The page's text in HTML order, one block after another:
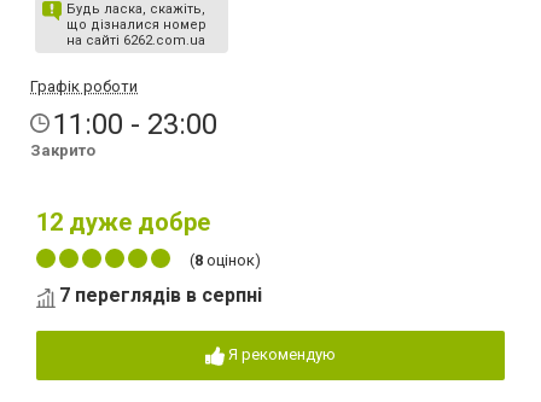
Будь ласка, скажіть,
що дізналися номер
на сайті 6262.com.ua
Графік роботи
11:00 - 23:00
Закрито
12 дуже добре
(8 оцінок)
7 переглядів в серпні
Я рекомендую